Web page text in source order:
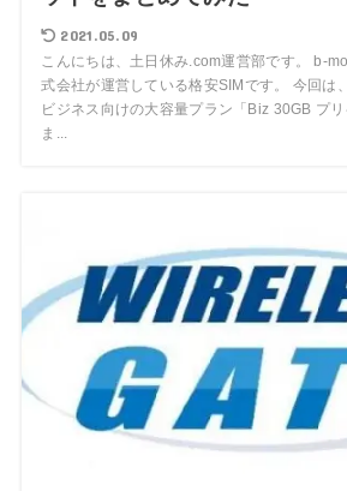
2021.05.09
こんにちは、土日休み.com運営部です。 b-
式会社が運営している格安SIMです。 今回は
ビジネス向けの大容量プラン「Biz 30GB プ
ま...